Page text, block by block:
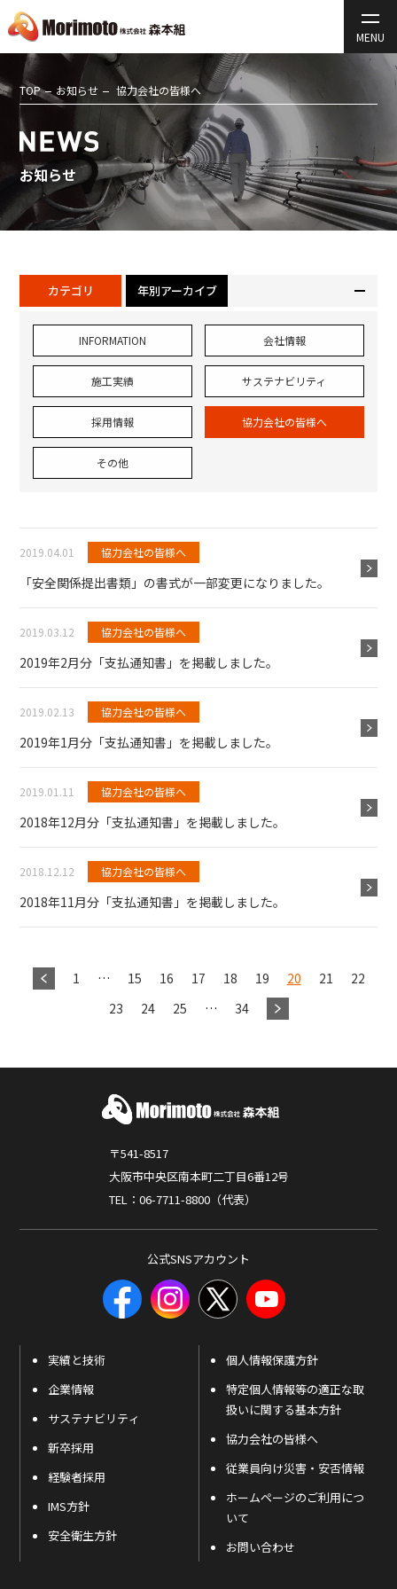
TOP お知らせ 協力会社の皆様へ
お知らせ
カテゴリ 年別アーカイブ
INFORMATION 会社情報
施工実績 サステナビリティ
採用情報 協力会社の皆様へ
その他
2019.04.01 協力会社の皆様へ
「安全関係提出書類」の書式が一部変更になりました。
2019.03.12 協力会社の皆様へ
2019年2月分「支払通知書」を掲載しました。
2019.02.13 協力会社の皆様へ
2019年1月分「支払通知書」を掲載しました。
2019.01.11 協力会社の皆様へ
2018年12月分「支払通知書」を掲載しました。
2018.12.12 協力会社の皆様へ
2018年11月分「支払通知書」を掲載しました。
1 … 15 16 17 18 19 20 21
22
23
24 25 … 34
〒541-8517
大阪市中央区南本町二丁目6番12号
TEL：06-7711-8800（代表）
公式SNSアカウント
実績と技術
企業情報
サステナビリティ
新卒採用
経験者採用
IMS方針
安全衛生方針
個人情報保護方針
特定個人情報等の適正な取
扱いに関する基本方針
協力会社の皆様へ
従業員向け災害・安否情報
ホームページのご利用につ
いて
お問い合わせ